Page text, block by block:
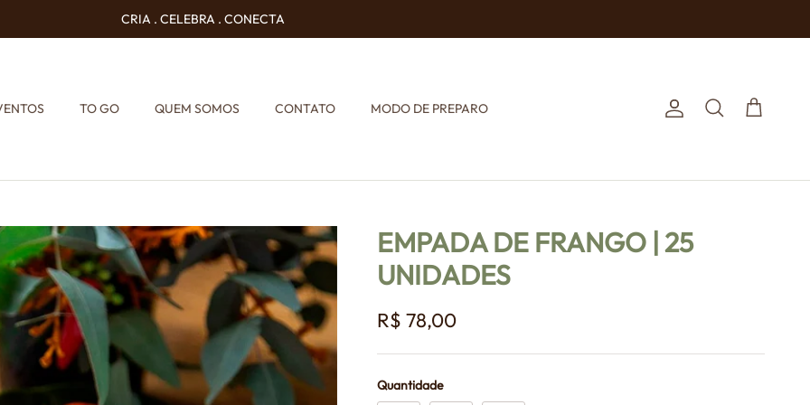
CRIA . CELEBRA . CONECTA
TO GO QUEM SOMOS CONTATO MODO DE PREPARO ContaPesquisarCarrinho
EMPADA DE FRANGO | 25
UNIDADES
R$ 78,00
Quantidade